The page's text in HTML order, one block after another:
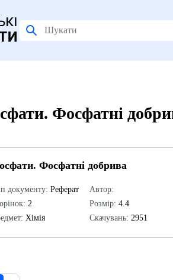
Фосфатні
Фосфатні добрива
документу: Реферат
2
Хімія
Автор:
Розмір: 4.4
Скачувань: 2951